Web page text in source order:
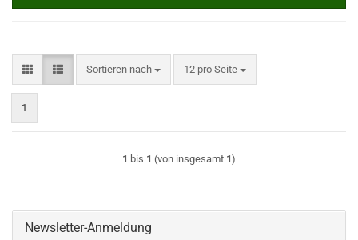
Sortieren nach
Sortieren nach 12 pro Seite
pro Seite
1
1 bis 1 (von insgesamt 1)
Newsletter-Anmeldung